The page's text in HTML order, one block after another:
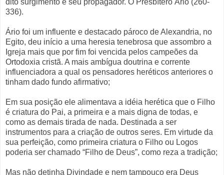
336).
Ário foi um influente e destacado pároco de Alexandria, no
Egito, deu início a uma heresia tenebrosa que assombro a
Igreja mais que por fim foi vencida pelos campeões da
Ortodoxia cristã. A mais ambígua doutrina e corrente
influenciadora a qual os pensadores heréticos anteriores o
tinham dado fundo afirmativo;
Em sua posição ele alimentava a idéia herética que o Filho
é criatura do Pai, a primeira e a mais digna de todas, e
como as demais tirada de nada. Destinada a ser
instrumentos para a criação de outros seres. Em virtude da
sua perfeição, como primeira criatura o Filho ou Logos
poderia ser chamado “Filho de Deus”, como reza a tradição;
Mas não detinha Divindade e nem tampouco era Deus